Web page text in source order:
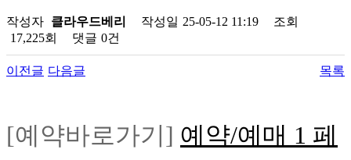
작성자 클라우드베리 작성일 25-05-12 11:19
조회
17,225회
댓글 0건
이전글 다음글 목록
[예약바로가기] 예약/예매 1 페